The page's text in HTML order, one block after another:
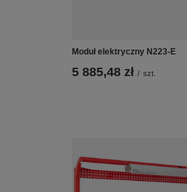
Moduł elektryczny N223-E
5 885,48 zł / szt.